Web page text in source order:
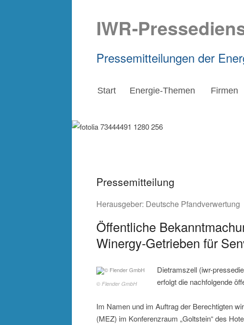
IWR-
Pressemitteilungen der
Start Energie-Themen Firmen
Pressemitteilung
Herausgeber: Deutsche Pfandverwertung
Öffentliche
Winergy-Getrieben für
© Flender GmbH
Dietramszell (iwr-
erfolgt die nachfolgende
Im Namen und im Auftrag der Berechtigten
(MEZ) im Konferenzraum „Goltstein“ des